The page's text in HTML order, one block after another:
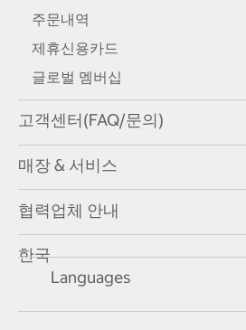
주문내역
제휴신용카드
글로벌 멤버십
고객센터(FAQ/문의)
매장 & 서비스
협력업체 안내
한국
Languages